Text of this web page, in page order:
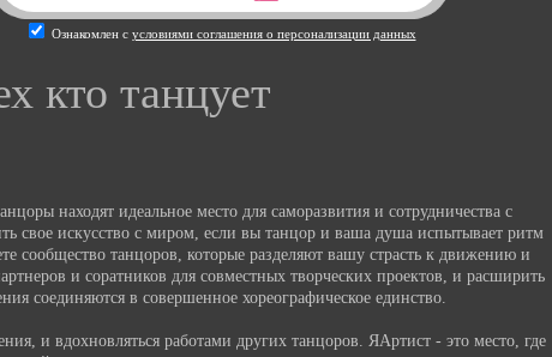
Ознакомлен с условиями соглашения о персонализации данных
кто танцует
находят идеальное место для саморазвития и сотрудничества с
свое искусство с миром, если вы танцор и ваша душа испытывает ритм
сообщество танцоров, которые разделяют вашу страсть к движению и
и соратников для совместных творческих проектов, и расширить
соединяются в совершенное хореографическое единство.
и вдохновляться работами других танцоров. ЯАртист - это место, где